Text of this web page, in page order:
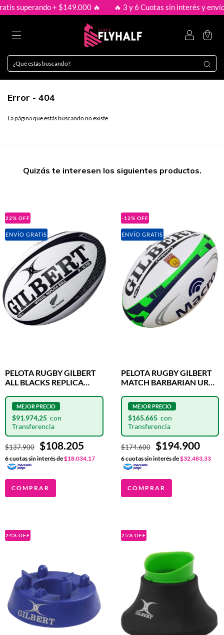
superando + $149.000 🔥 🔥 3 y 6 Cuotas sin interés y envío
0
Error - 404
La página que estás buscando no existe.
Quizás te interesen los siguientes productos.
22% OFF
ENVÍO GRATIS
PELOTA RUGBY GILBERT
ALL BLACKS REPLICA
$137.900 $108.205
$91.974,25
6cuotas sin interés de$18.034,17
COMPRAR
-12% OFF
ENVÍO GRATIS
PELOTA RUGBY GILBERT
MATCH BARBARIAN URBA
$174.600 $194.900
$165.665
6cuotas sin interés de$32.483,33
COMPRAR
24% OFF 25% OFF